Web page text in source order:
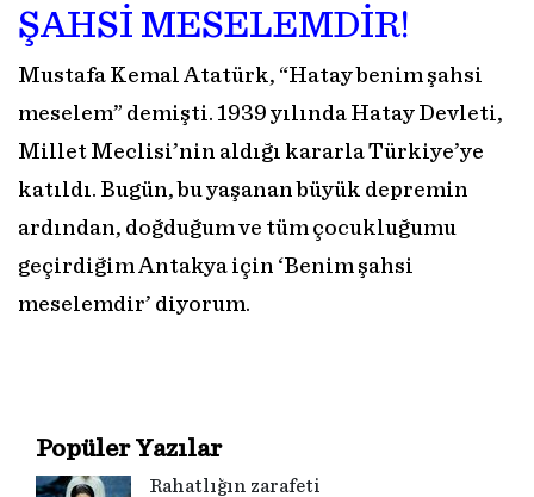
ŞAHSİ MESELEMDİR!
Mustafa Kemal Atatürk, “Hatay benim şahsi
meselem” demişti. 1939 yılında Hatay Devleti,
Millet Meclisi’nin aldığı kararla Türkiye’ye
katıldı. Bugün, bu yaşanan büyük depremin
ardından, doğduğum ve tüm çocukluğumu
geçirdiğim Antakya için ‘Benim şahsi
meselemdir’ diyorum.
Popüler Yazılar
Rahatlığın zarafeti